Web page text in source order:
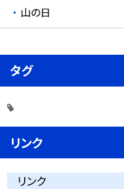
山の日
タグ
リンク
リンク